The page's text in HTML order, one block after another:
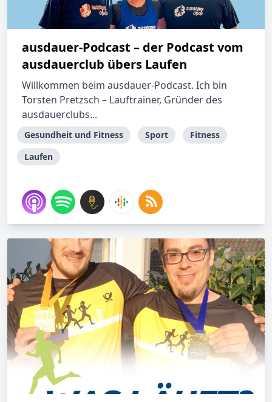
ausdauer-Podcast – der Podcast vom
ausdauerclub übers Laufen
Willkommen beim ausdauer-Podcast. Ich bin
Torsten Pretzsch – Lauftrainer, Gründer des
ausdauerclubs...
Gesundheit und Fitness Sport
Fitness
Laufen